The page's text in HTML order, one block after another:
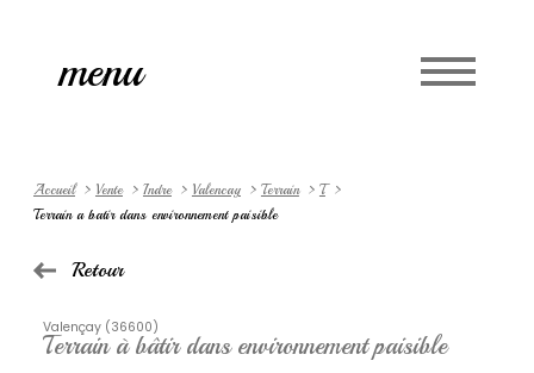
menu
Accueil Vente Indre Valencay Terrain
T
Terrain a batir dans environnement paisible
Retour
Valençay (36600)
Terrain à bâtir dans environnement paisible